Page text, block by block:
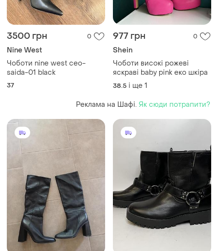
3500 грн 0
Nine West
Чоботи nine west ceo-
saida-01 black
37
977 грн 0
Shein
Чоботи високі рожеві
яскраві baby pink еко шкіра
38.5 і ще 1
Реклама на Шафі. Як сюди потрапити?